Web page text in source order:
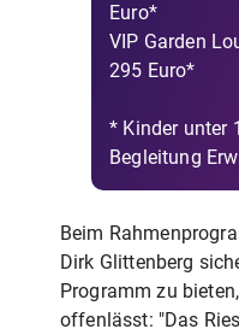
Euro*
VIP Garden
295 Euro*
* Kinder unter
Begleitung
Beim
Dirk Glittenberg
Programm zu
offenlässt: "Das